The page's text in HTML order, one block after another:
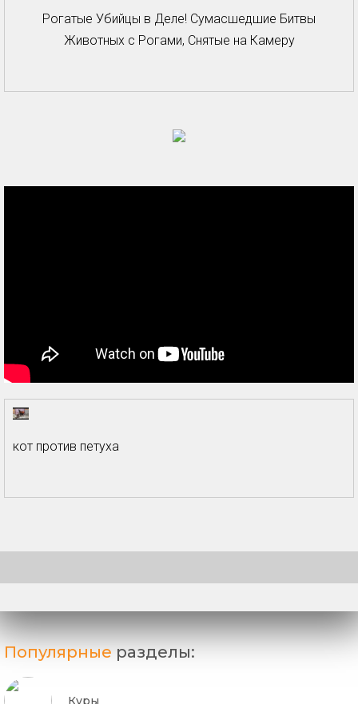
Рогатые Убийцы в Деле! Сумасшедшие Битвы
Животных с Рогами, Снятые на Камеру
кот против петуха
Популярные разделы:
Куры